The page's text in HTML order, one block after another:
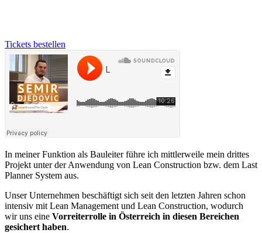
Tickets bestellen
In meiner Funktion als Bauleiter führe ich mittlerweile mein drittes
Projekt unter der Anwendung von Lean Construction bzw. dem Last
Planner System aus.
Unser Unternehmen beschäftigt sich seit den letzten Jahren schon
intensiv mit Lean Management und Lean Construction, wodurch
wir uns eine Vorreiterrolle in Österreich in diesen Bereichen
gesichert haben.